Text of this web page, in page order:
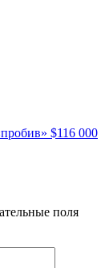
$116 000
поля